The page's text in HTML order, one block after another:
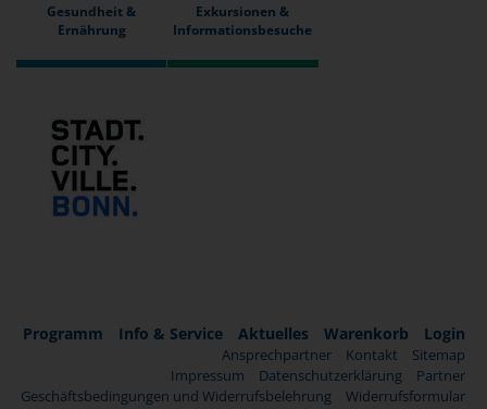
Gesundheit &
Ernährung
Exkursionen &
Informationsbesuche
Programm Info & Service Aktuelles Warenkorb Login
Ansprechpartner Kontakt
Sitemap
Impressum
Datenschutzerklärung
Partner
Geschäftsbedingungen und Widerrufsbelehrung
Widerrufsformular